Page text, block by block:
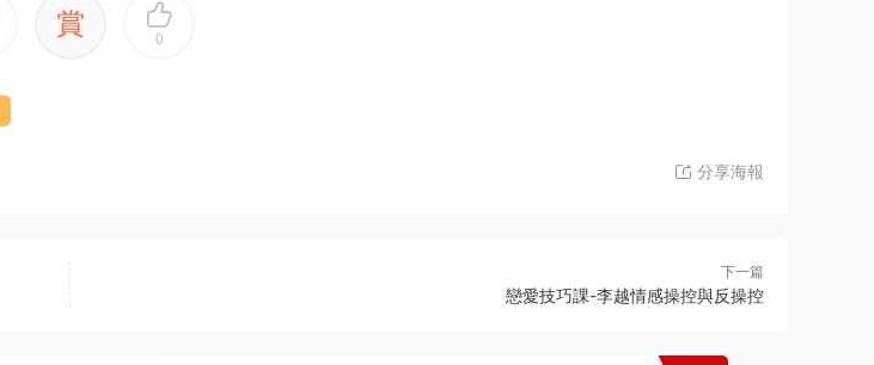
賞 0
分享海報
下一篇
戀愛技巧課-李越情感操控與反操控